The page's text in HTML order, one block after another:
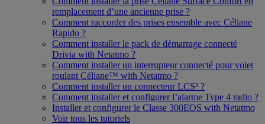
remplacement d’une ancienne prise ?
Comment raccorder des prises ensemble avec Céliane
Rapido ?
Comment installer le pack de démarrage connecté
Drivia with Netatmo ?
Comment installer un interrupteur connecté pour volet
roulant Céliane™ with Netatmo ?
Comment installer un connecteur LCS³ ?
Comment installer et configurer l’alarme Type 4 radio ?
Installer et configurer le Classe 300EOS with Netatmo
Voir tous les tutoriels